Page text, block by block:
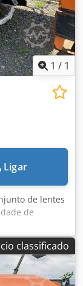
1 / 1
Ligar
de lentes
de
de tubo
de
S / 2000 Eixo
de
lama S /
classificado